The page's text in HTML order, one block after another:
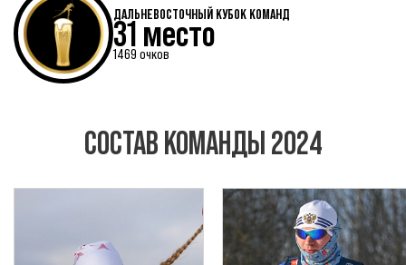
ДАЛЬНЕВОСТОЧНЫЙ КУБОК КОМАНД
31 место
1469 очков
СОСТАВ КОМАНДЫ 2024